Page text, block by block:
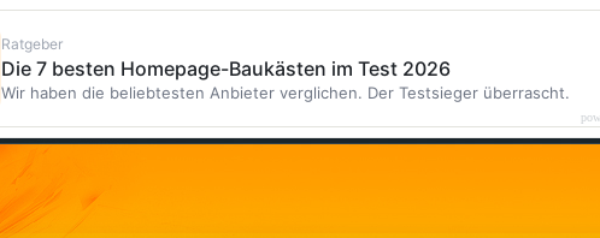
Ratgeber
Die 7 besten Homepage-Baukästen im Test 2026
Wir haben die beliebtesten Anbieter verglichen. Der Testsieger überrascht.